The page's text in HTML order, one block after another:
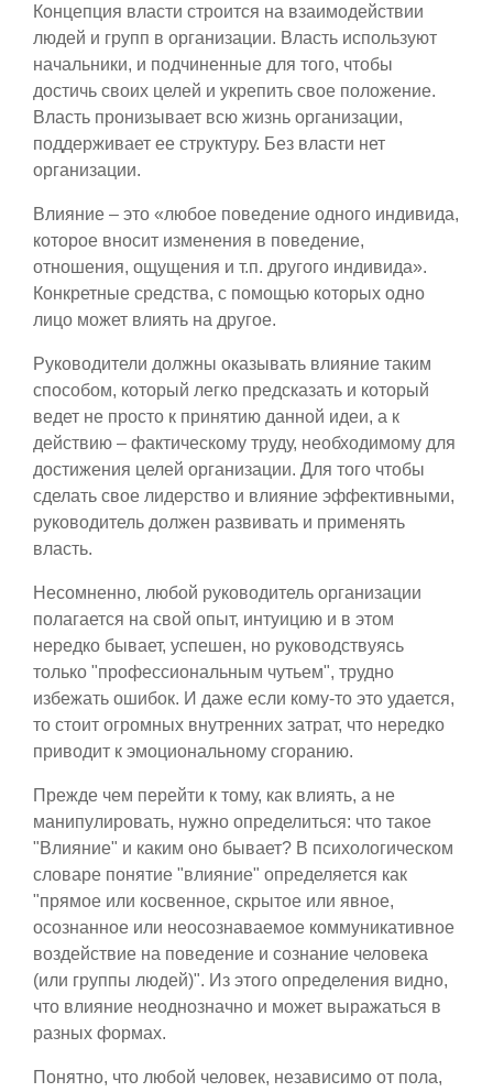
Концепция власти строится на взаимодействии
людей и групп в организации. Власть используют
начальники, и подчиненные для того, чтобы
достичь своих целей и укрепить свое положение.
Власть пронизывает всю жизнь организации,
поддерживает ее структуру. Без власти нет
организации.
Влияние – это «любое поведение одного индивида,
которое вносит изменения в поведение,
отношения, ощущения и т.п. другого индивида».
Конкретные средства, с помощью которых одно
лицо может влиять на другое.
Руководители должны оказывать влияние таким
способом, который легко предсказать и который
ведет не просто к принятию данной идеи, а к
действию – фактическому труду, необходимому для
достижения целей организации. Для того чтобы
сделать свое лидерство и влияние эффективными,
руководитель должен развивать и применять
власть.
Несомненно, любой руководитель организации
полагается на свой опыт, интуицию и в этом
нередко бывает, успешен, но руководствуясь
только "профессиональным чутьем", трудно
избежать ошибок. И даже если кому-то это удается,
то стоит огромных внутренних затрат, что нередко
приводит к эмоциональному сгоранию.
Прежде чем перейти к тому, как влиять, а не
манипулировать, нужно определиться: что такое
"Влияние" и каким оно бывает? В психологическом
словаре понятие "влияние" определяется как
"прямое или косвенное, скрытое или явное,
осознанное или неосознаваемое коммуникативное
воздействие на поведение и сознание человека
(или группы людей)". Из этого определения видно,
что влияние неоднозначно и может выражаться в
разных формах.
Понятно, что любой человек, независимо от пола,